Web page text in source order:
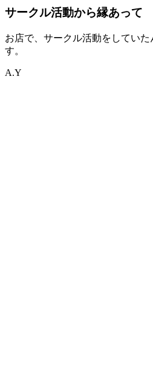
サークル活動から縁あって
お店で、サークル活動をしてい
す。
A.Y